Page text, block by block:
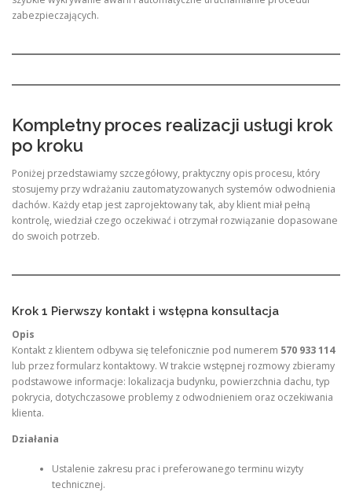
zabezpieczających.
Kompletny proces realizacji usługi krok
po kroku
Poniżej przedstawiamy szczegółowy, praktyczny opis procesu, który
stosujemy przy wdrażaniu zautomatyzowanych systemów odwodnienia
dachów. Każdy etap jest zaprojektowany tak, aby klient miał pełną
kontrolę, wiedział czego oczekiwać i otrzymał rozwiązanie dopasowane
do swoich potrzeb.
Krok 1 Pierwszy kontakt i wstępna konsultacja
Opis
Kontakt z klientem odbywa się telefonicznie pod numerem 570 933 114
lub przez formularz kontaktowy. W trakcie wstępnej rozmowy zbieramy
podstawowe informacje: lokalizacja budynku, powierzchnia dachu, typ
pokrycia, dotychczasowe problemy z odwodnieniem oraz oczekiwania
klienta.
Działania
Ustalenie zakresu prac i preferowanego terminu wizyty
technicznej.